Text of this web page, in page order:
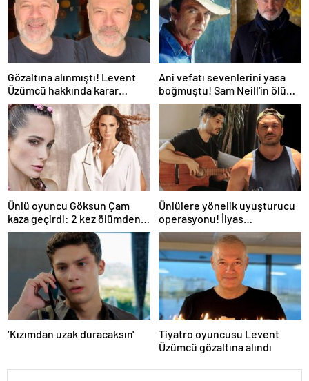
Gözaltına alınmıştı! Levent
Üzümcü hakkında karar
verildi
Ani vefatı sevenlerini yasa
boğmuştu! Sam Neill'in ölüm
nedeni belli oldu
Ünlü oyuncu Göksun Çam
kaza geçirdi: 2 kez ölümden
döndüm
Ünlülere yönelik uyuşturucu
operasyonu! İlyas
Yalçıntaş'tan ilk açıklama
‘Kızımdan uzak duracaksın'
Tiyatro oyuncusu Levent
Üzümcü gözaltına alındı